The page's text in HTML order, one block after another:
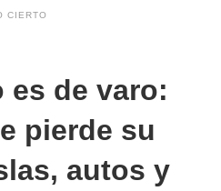
CIERTO
es de varo:
pierde su
autos y